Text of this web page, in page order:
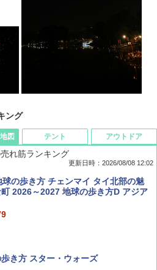
ング
ビ-パル) 2026年 9 月号【特別付録:
ミニマル"旅"財布 ランダム2種】
ニーファン ２０２６年 ９月号 [雑
図
れ筋ランキング
更新日時：2026/08/08 12:02
球の歩き方 チェンマイ タイ北部の魅
2026～2027 地球の歩き方D アジア
き方 スター・ウォーズ
テント アウトドア